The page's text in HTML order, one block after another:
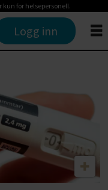
for helsepersonell.
Logg inn